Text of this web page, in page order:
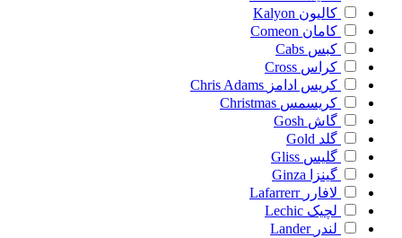
کالیون Kalyon
کامان Comeon
کبس Cabs
کراس Cross
کریس ادامز Chris Adams
کریسمس Christmas
گاش Gosh
گلد Gold
گلیس Gliss
گینزا
Ginza
لافارر Lafarrerr
لچیک Lechic
لندر Lander